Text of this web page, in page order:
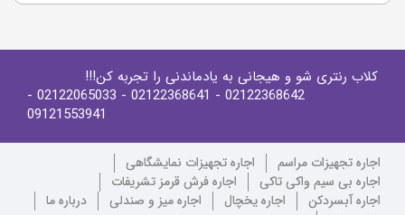
کلاب رنتری شو و هیجانی به یادماندنی را تجربه کن!!!
02122368642
- 02122368641
- 02122065033
-
09121553941
اجاره تجهیزات مراسم
اجاره تجهیزات نمایشگاهی
اجاره بی سیم واکی تاکی
اجاره فرش قرمز تشریفات
اجاره آبسردکن
اجاره یخچال اجاره میز و صندلی
درباره ما